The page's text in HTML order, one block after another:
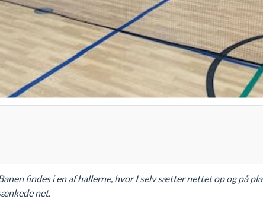
findes i en af hallerne, hvor I selv sætter nettet op og på
net.